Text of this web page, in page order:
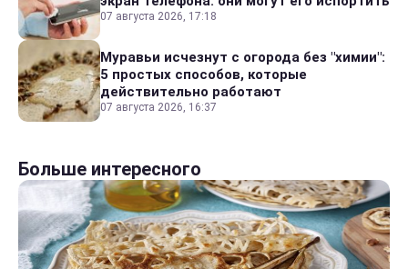
07 августа 2026, 17:18
Муравьи исчезнут с огорода без "химии":
5 простых способов, которые
действительно работают
07 августа 2026, 16:37
Больше интересного